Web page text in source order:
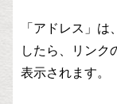
「アドレス」
したら、リンク
表示されます。